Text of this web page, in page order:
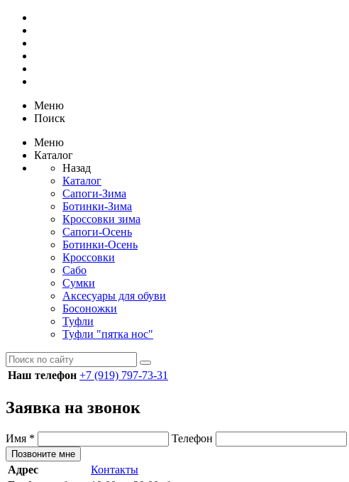
Меню
Поиск
Меню
Каталог
Назад
Каталог
Сапоги-Зима
Ботинки-Зима
Кроссовки зима
Сапоги-Осень
Ботинки-Осень
Кроссовки
Сабо
Сумки
Аксесуары для обуви
Босоножки
Туфли
Туфли "пятка нос"
Наш телефон +7 (919) 797-73-31
Заявка на звонок
Имя * Телефон
Позвоните мне
Адрес
Контакты